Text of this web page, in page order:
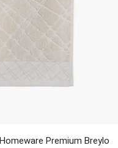
Premium Breylo